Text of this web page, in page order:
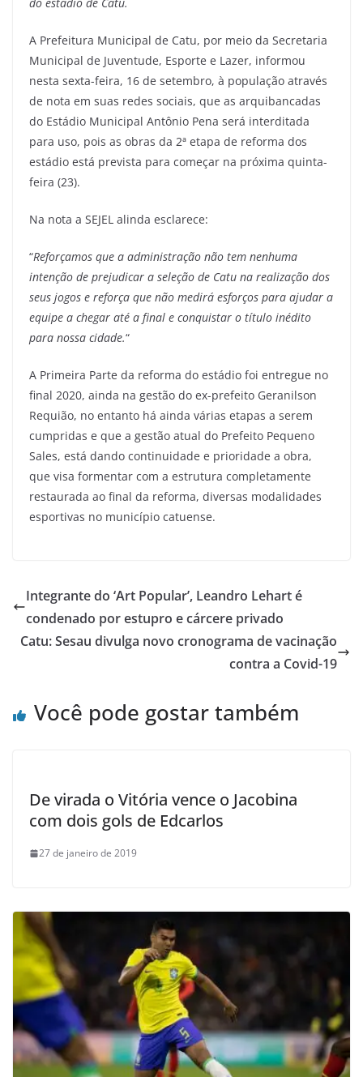
do estádio de Catu.
A Prefeitura Municipal de Catu, por meio da Secretaria
Municipal de Juventude, Esporte e Lazer, informou
nesta sexta-feira, 16 de setembro, à população através
de nota em suas redes sociais, que as arquibancadas
do Estádio Municipal Antônio Pena será interditada
para uso, pois as obras da 2ª etapa de reforma dos
estádio está prevista para começar na próxima quinta-
feira (23).
Na nota a SEJEL alinda esclarece:
“Reforçamos que a administração não tem nenhuma
intenção de prejudicar a seleção de Catu na realização dos
seus jogos e reforça que não medirá esforços para ajudar a
equipe a chegar até a final e conquistar o título inédito
para nossa cidade.“
A Primeira Parte da reforma do estádio foi entregue no
final 2020, ainda na gestão do ex-prefeito Geranilson
Requião, no entanto há ainda várias etapas a serem
cumpridas e que a gestão atual do Prefeito Pequeno
Sales, está dando continuidade e prioridade a obra,
que visa formentar com a estrutura completamente
restaurada ao final da reforma, diversas modalidades
esportivas no município catuense.
Integrante do ‘Art Popular’, Leandro Lehart é
condenado por estupro e cárcere privado
Catu: Sesau divulga novo cronograma de vacinação
contra a Covid-19
Você pode gostar também
De virada o Vitória vence o Jacobina
com dois gols de Edcarlos
27 de janeiro de 2019